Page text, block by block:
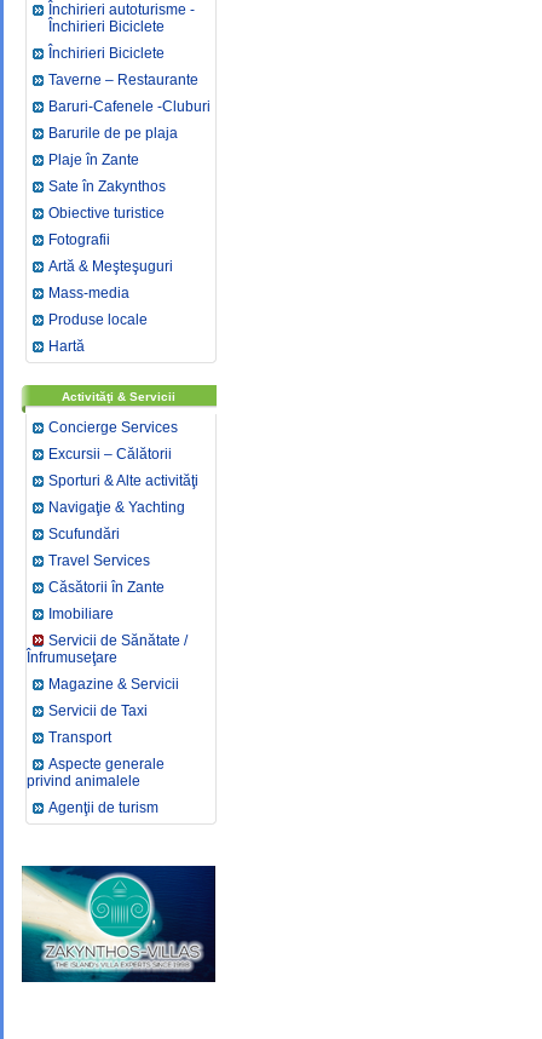
Închirieri autoturisme -
Închirieri Biciclete
Închirieri Biciclete
Taverne – Restaurante
Baruri-Cafenele -Cluburi
Barurile de pe plaja
Plaje în Zante
Sate în Zakynthos
Obiective turistice
Fotografii
Artă & Meşteşuguri
Mass-media
Produse locale
Hartă
Activităţi & Servicii
Concierge Services
Excursii – Călătorii
Sporturi & Alte activităţi
Navigaţie & Yachting
Scufundări
Travel Services
Căsătorii în Zante
Imobiliare
Servicii de Sănătate /
Înfrumuseţare
Magazine & Servicii
Servicii de Taxi
Transport
Aspecte generale
privind animalele
Agenţii de turism